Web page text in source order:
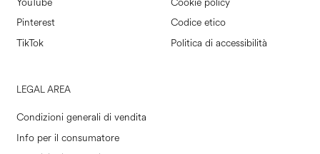
Pinterest
TikTok
Codice etico
Politica di accessibilità
LEGAL AREA
Condizioni generali di vendita
Info per il consumatore